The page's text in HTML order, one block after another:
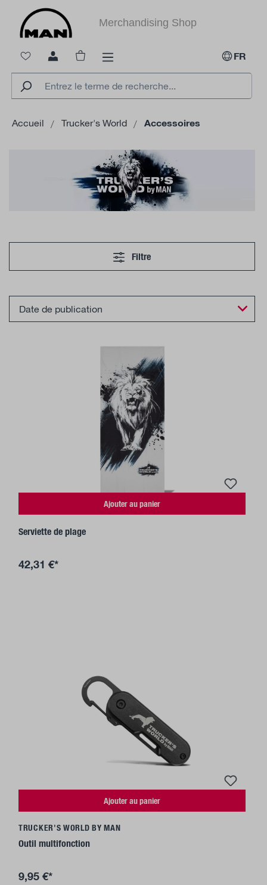
principal
Merchandising Shop
FR
Le panier contient 0 articles. La valeur
Accueil Trucker's World Accessoires
Filtre
Ajouter au panier
Serviette de plage
42,31 €*
Ajouter au panier
TRUCKER'S WORLD BY MAN
Outil multifonction
9,95 €*